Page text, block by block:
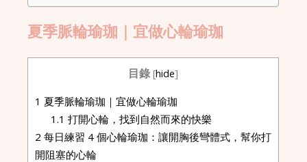
夏季脈輪瑜珈｜宜做心輪瑜珈
目錄 [hide]
1 夏季脈輪瑜珈｜宜做心輪瑜珈
1.1 打開心輪，找到自然而來的快樂
2 每日練習 4 個心輪瑜珈：讓開胸後彎體式，幫你打
開阻塞的心輪